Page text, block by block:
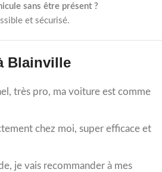
sans être présent ?
et sécurisé.
Blainville
très pro, ma voiture est comme
chez moi, super efficace et
je vais recommander à mes